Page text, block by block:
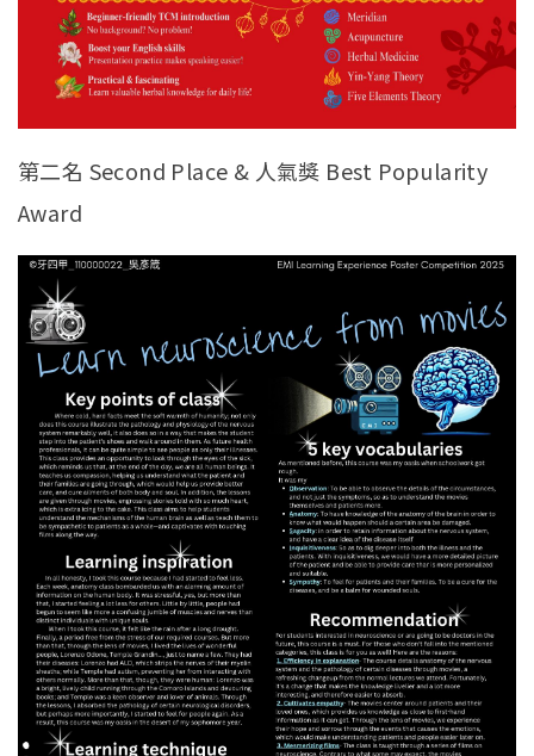
第二名 Second Place & 人氣獎 Best Popularity
Award